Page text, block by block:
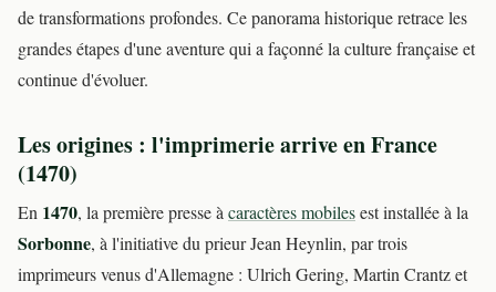
de transformations profondes. Ce panorama historique retrace les
grandes étapes d'une aventure qui a façonné la culture française et
continue d'évoluer.
Les origines : l'imprimerie arrive en France
(1470)
En 1470, la première presse àcaractères mobilesest installée à la
Sorbonne, à l'initiative du prieur Jean Heynlin, par trois
imprimeurs venus d'Allemagne : Ulrich Gering, Martin Crantz et